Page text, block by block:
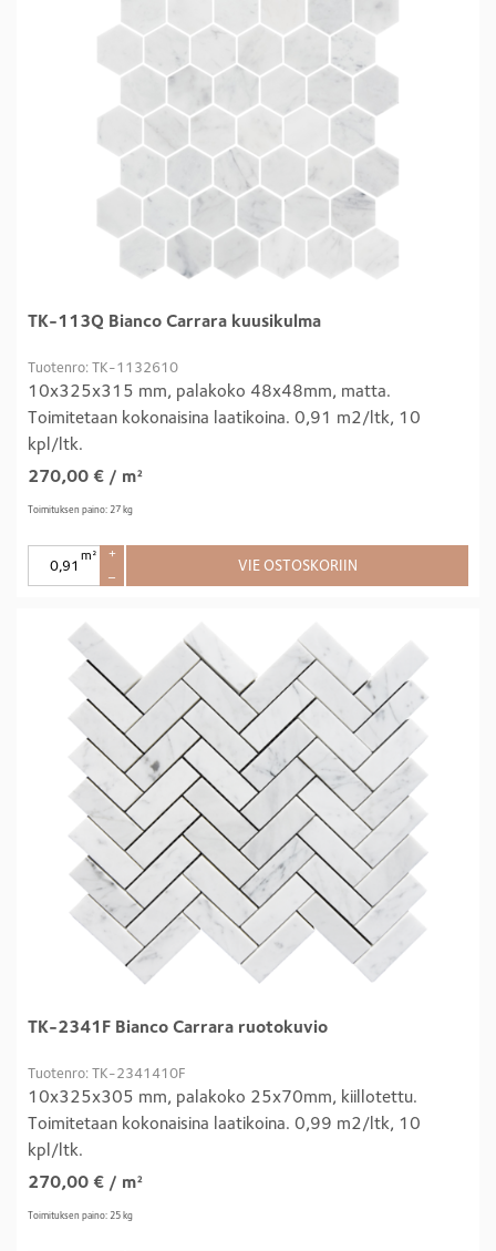
TK-113Q Bianco Carrara kuusikulma
Tuotenro: TK-1132610
10x325x315 mm, palakoko 48x48mm, matta.
Toimitetaan kokonaisina laatikoina. 0,91 m2/ltk, 10
kpl/ltk.
270,00 € / m²
Toimituksen paino: 27 kg
m²
+
–
VIE OSTOSKORIIN
TK-2341F Bianco Carrara ruotokuvio
Tuotenro: TK-2341410F
10x325x305 mm, palakoko 25x70mm, kiillotettu.
Toimitetaan kokonaisina laatikoina. 0,99 m2/ltk, 10
kpl/ltk.
270,00 € / m²
Toimituksen paino: 25 kg